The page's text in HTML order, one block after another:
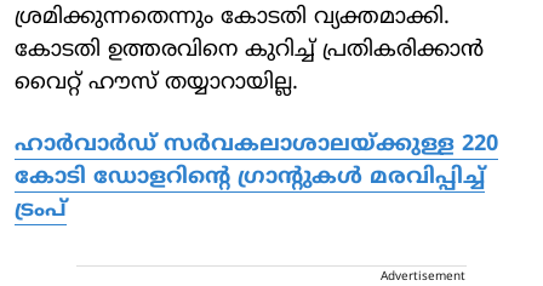
ശ്രമിക്കുന്നതെന്നും കോടതി വ്യക്തമാക്കി.
കോടതി ഉത്തരവിനെ കുറിച്ച് പ്രതികരിക്കാൻ
വൈറ്റ് ഹൗസ് തയ്യാറായില്ല.
ഹാര്‍വാര്‍ഡ് സര്‍വകലാശാലയ്ക്കുള്ള 220
കോടി ഡോളറിന്റെ ഗ്രാന്റുകള്‍ മരവിപ്പിച്ച്
ട്രംപ്
Advertisement